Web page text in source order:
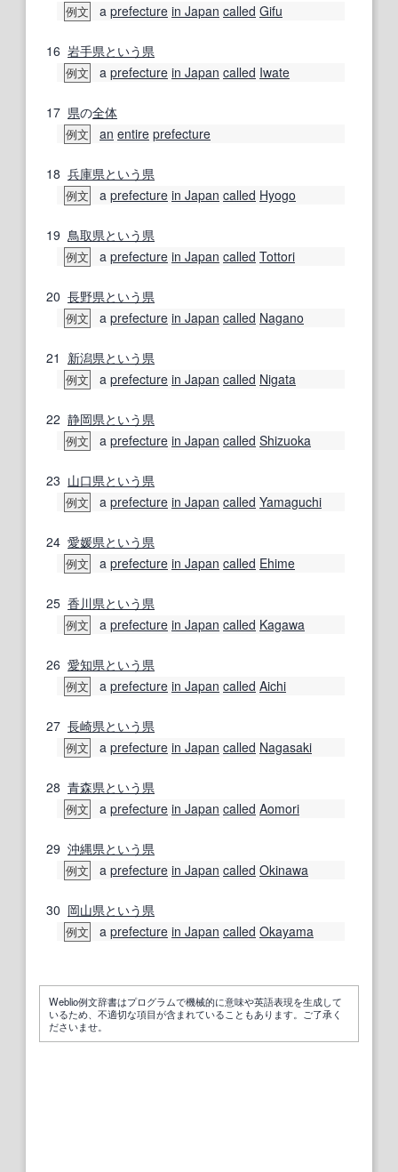
例文 a prefecture in Japan called Gifu
16 岩手県という 県
例文 a prefecture in Japan called Iwate
17 県の全体
例文 an entire prefecture
18 兵庫県という 県
例文 a prefecture in Japan called Hyogo
19 鳥取県という 県
例文 a prefecture in Japan called Tottori
20 長野県という 県
例文 a prefecture in Japan called Nagano
21 新潟県という 県
例文 a prefecture in Japan called Nigata
22 静岡県という 県
例文 a prefecture in Japan called Shizuoka
23 山口県という 県
例文 a prefecture in Japan called Yamaguchi
24 愛媛県という 県
例文 a prefecture in Japan called Ehime
25 香川県という 県
例文 a prefecture in Japan called Kagawa
26 愛知県という 県
例文 a prefecture in Japan called Aichi
27 長崎県という 県
例文 a prefecture in Japan called Nagasaki
28 青森県という 県
例文 a prefecture in Japan called Aomori
29 沖縄県という 県
例文 a prefecture in Japan called Okinawa
30 岡山県という 県
例文 a prefecture in Japan called Okayama
Weblio例文辞書はプログラムで機械的に意味や英語表現を生成して
いるため、不適切な項目が含まれていることもあります。ご了承く
ださいませ。